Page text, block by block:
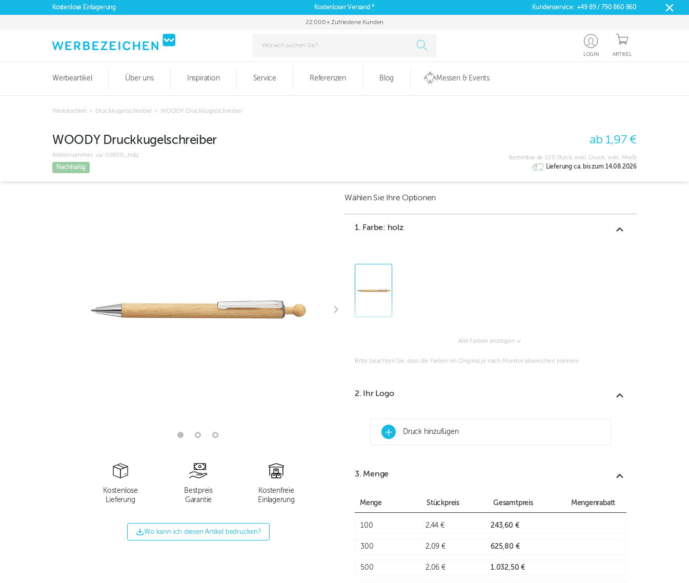
Kostenlose Einlagerung Kostenloser Versand * Kundenservice: +49 89 / 790 860 860
22.000+ Zufriedene Kunden
LOGIN ARTIKEL
Werbeartikel Über uns Inspiration Service Referenzen Blog Messen & Events
Werbeartikel > Druckkugelschreiber > WOODY Druckkugelschreiber
WOODY Druckkugelschreiber
Artikelnummer: ua-55600_holz
Nachhaltig
ab 1,97 €
Bestellbar ab 100 Stück, exkl. Druck, exkl. MwSt
Lieferung ca. bis zum 14.08.2026
Kostenlose
Lieferung
Bestpreis
Garantie
Kostenfreie
Einlagerung
Wo kann ich diesen Artikel bedrucken?
Wählen Sie Ihre Optionen
1. Farbe: holz
Alle Farben anzeigen
Bitte beachten Sie, dass die Farben im Original je nach Monitor abweichen können!
2. Ihr Logo
+ Druck hinzufügen
3. Menge
Menge Stückpreis Gesamtpreis Mengenrabatt
100 2,44 € 243,60 €
300 2,09 € 625,80 €
500 2,06 € 1.032,50 €